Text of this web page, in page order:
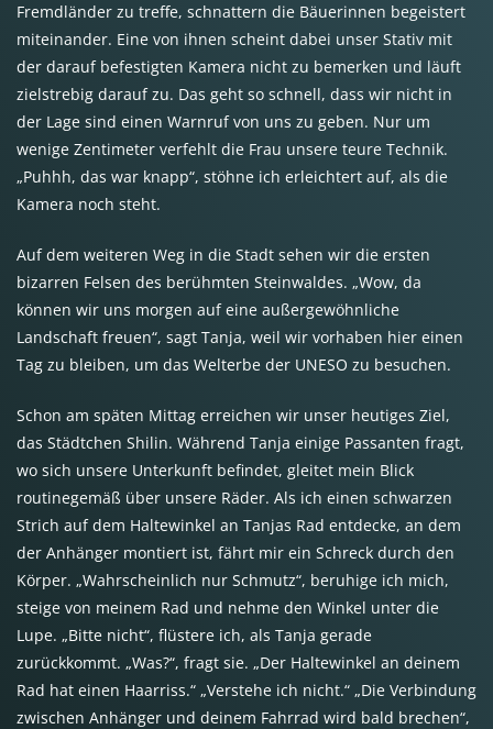
Fremdländer zu treffe, schnattern die Bäuerinnen begeistert
miteinander. Eine von ihnen scheint dabei unser Stativ mit
der darauf befestigten Kamera nicht zu bemerken und läuft
zielstrebig darauf zu. Das geht so schnell, dass wir nicht in
der Lage sind einen Warnruf von uns zu geben. Nur um
wenige Zentimeter verfehlt die Frau unsere teure Technik.
„Puhhh, das war knapp“, stöhne ich erleichtert auf, als die
Kamera noch steht.
Auf dem weiteren Weg in die Stadt sehen wir die ersten
bizarren Felsen des berühmten Steinwaldes. „Wow, da
können wir uns morgen auf eine außergewöhnliche
Landschaft freuen“, sagt Tanja, weil wir vorhaben hier einen
Tag zu bleiben, um das Welterbe der UNESO zu besuchen.
Schon am späten Mittag erreichen wir unser heutiges Ziel,
das Städtchen Shilin. Während Tanja einige Passanten fragt,
wo sich unsere Unterkunft befindet, gleitet mein Blick
routinegemäß über unsere Räder. Als ich einen schwarzen
Strich auf dem Haltewinkel an Tanjas Rad entdecke, an dem
der Anhänger montiert ist, fährt mir ein Schreck durch den
Körper. „Wahrscheinlich nur Schmutz“, beruhige ich mich,
steige von meinem Rad und nehme den Winkel unter die
Lupe. „Bitte nicht“, flüstere ich, als Tanja gerade
zurückkommt. „Was?“, fragt sie. „Der Haltewinkel an deinem
Rad hat einen Haarriss.“ „Verstehe ich nicht.“ „Die Verbindung
zwischen Anhänger und deinem Fahrrad wird bald brechen“,